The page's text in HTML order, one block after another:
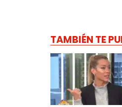
TAMBIÉN TE